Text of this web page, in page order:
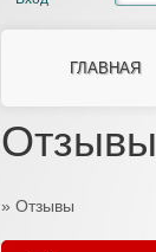
ГЛАВНАЯ
Отзывы
Вы здесь
» Отзывы